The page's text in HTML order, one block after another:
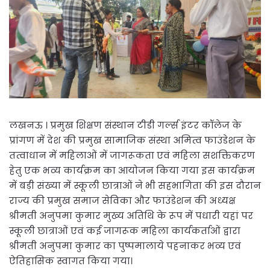
लखनऊ । प्रमुख शिक्षण संस्थान टीडी गर्ल्स इंटर कॉलेज के
प्रांगण में देश की प्रमुख सामाजिक संस्था अमित्व फाउंडेशन के
तत्वाधान में महिलाओं में जागरूकता एवं महिला सशक्तिकरण
हेतु एक भव्य कार्यक्रम का आयोजन किया गया इस कार्यक्रम
में बड़ी संख्या में स्कूली छात्राओं ने भी सहभागिता की इस दौरान
राज्य की प्रमुख समाज सेविका और फाउंडेशन की अध्यक्ष
श्रीमती अनुपमा कुमार मुख्य अतिथि के रूप में पधारी यहां पर
स्कूली छात्राओं एवं कई जागरूक महिला कार्यकर्ताओं द्वारा
श्रीमती अनुपमा कुमार का पुष्पमालाये पहनाकर भव्य एवं
ऐतिहासिक स्वागत किया गया।